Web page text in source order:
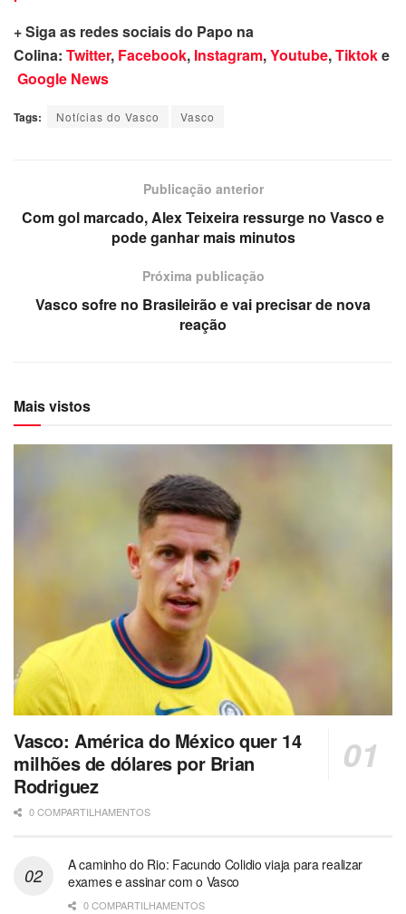
+ Siga as redes sociais do Papo na
Colina: Twitter, Facebook, Instagram,Youtube,Tiktoke
Google News
Tags: Notícias do Vasco Vasco
Publicação anterior
Com gol marcado, Alex Teixeira ressurge no Vasco e
pode ganhar mais minutos
Próxima publicação
Vasco sofre no Brasileirão e vai precisar de nova
reação
Mais vistos
Vasco: América do México quer 14
milhões de dólares por Brian
Rodriguez
0 COMPARTILHAMENTOS
A caminho do Rio: Facundo Colidio viaja para realizar
exames e assinar com o Vasco
0 COMPARTILHAMENTOS